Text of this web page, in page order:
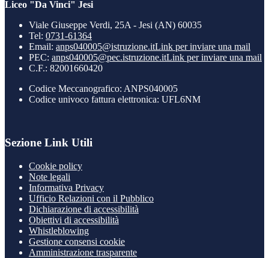
Liceo "Da Vinci" Jesi
Viale Giuseppe Verdi, 25A - Jesi (AN) 60035
Tel: 0731-61364
Email: anps040005@istruzione.itLink per inviare una mail
PEC: anps040005@pec.istruzione.itLink per inviare una mail
C.F.: 82001660420
Codice Meccanografico: ANPS040005
Codice univoco fattura elettronica: UFL6NM
Sezione Link Utili
Cookie policy
Note legali
Informativa Privacy
Ufficio Relazioni con il Pubblico
Dichiarazione di accessibilità
Obiettivi di accessibilità
Whistleblowing
Gestione consensi cookie
Amministrazione trasparente